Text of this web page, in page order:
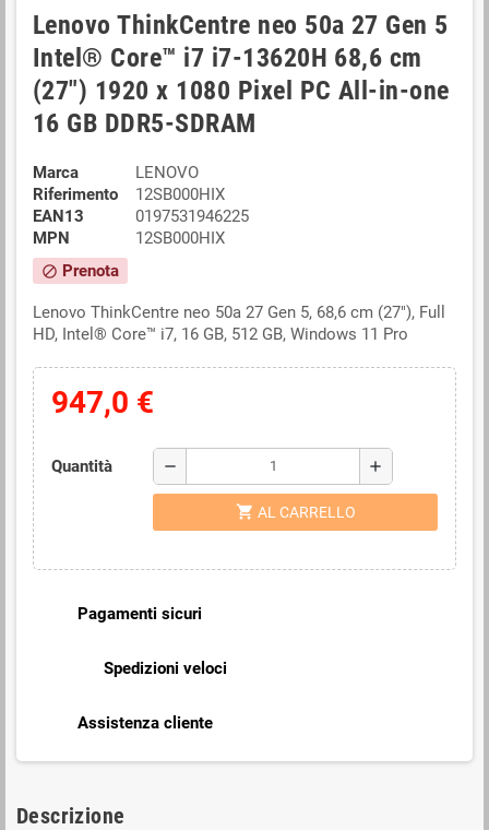
Lenovo ThinkCentre neo 50a 27 Gen 5
Intel® Core™ i7 i7-13620H 68,6 cm
(27") 1920 x 1080 Pixel PC All-in-one
16 GB DDR5-SDRAM
Marca
LENOVO
Riferimento
12SB000HIX
EAN13
0197531946225
MPN
12SB000HIX
block Prenota
Lenovo ThinkCentre neo 50a 27 Gen 5, 68,6 cm (27"), Full
HD, Intel® Core™ i7, 16 GB, 512 GB, Windows 11 Pro
947,0 €
Quantità remove add
shopping_cart AL CARRELLO
Pagamenti sicuri
Spedizioni veloci
Assistenza cliente
Descrizione